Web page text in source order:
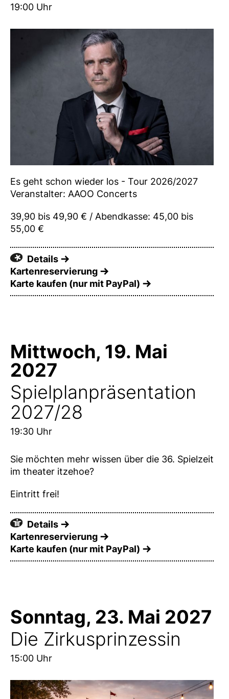
19:00 Uhr
Es geht schon wieder los - Tour 2026/2027
Veranstalter: AAOO Concerts
39,90 bis 49,90 € / Abendkasse: 45,00 bis
55,00 €
Details
Kartenreservierung
Karte kaufen (nur mit PayPal)
Mittwoch, 19. Mai
2027
Spielplanpräsentation
2027/28
19:30 Uhr
Sie möchten mehr wissen über die 36. Spielzeit
im theater itzehoe?
Eintritt frei!
Details
Kartenreservierung
Karte kaufen (nur mit PayPal)
Sonntag, 23. Mai 2027
Die Zirkusprinzessin
15:00 Uhr